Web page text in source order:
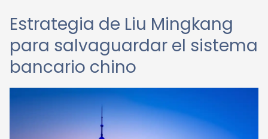
Estrategia de Liu Mingkang
para salvaguardar el sistema
bancario chino